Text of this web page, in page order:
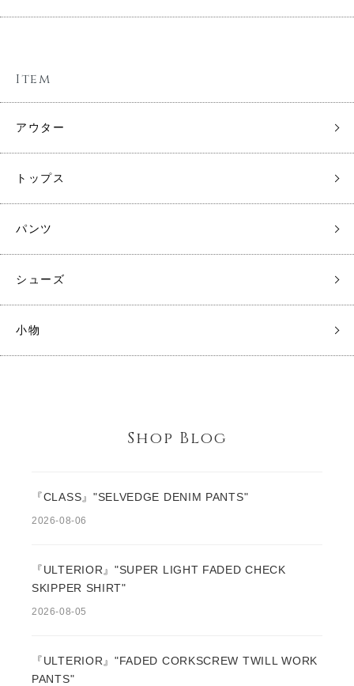
Item
アウター
トップス
パンツ
シューズ
小物
Shop Blog
『CLASS』"SELVEDGE DENIM PANTS"
2026-08-06
『ULTERIOR』"SUPER LIGHT FADED CHECK
SKIPPER SHIRT"
2026-08-05
『ULTERIOR』"FADED CORKSCREW TWILL WORK
PANTS"